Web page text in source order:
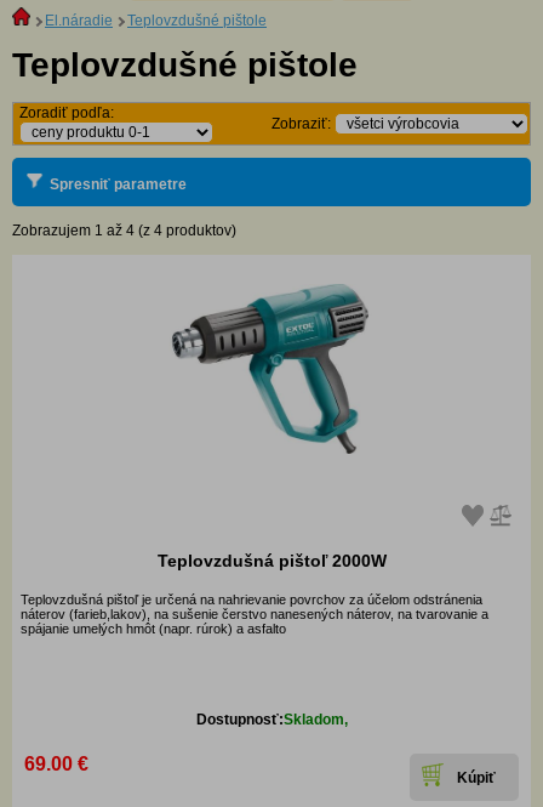
El.náradie Teplovzdušné pištole
Teplovzdušné pištole
Zoradiť podľa:
Zobraziť:
Spresniť parametre
Zobrazujem 1 až 4 (z 4 produktov)
Teplovzdušná pištoľ 2000W
Teplovzdušná pištoľ je určená na nahrievanie povrchov za účelom odstránenia
náterov (farieb,lakov), na sušenie čerstvo nanesených náterov, na tvarovanie a
spájanie umelých hmôt (napr. rúrok) a asfalto
Dostupnosť:Skladom,
69.00 €